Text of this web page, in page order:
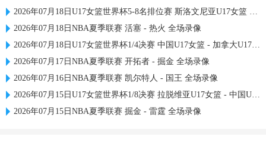
2026年07月18日U17女篮世界杯5-8名排位赛 斯洛文尼亚U17女篮 - 中国U17女篮 全场录像
2026年07月18日NBA夏季联赛 活塞 - 热火 全场录像
2026年07月18日U17女篮世界杯1/4决赛 中国U17女篮 - 加拿大U17女篮 录像
2026年07月17日NBA夏季联赛 开拓者 - 掘金 全场录像
2026年07月16日NBA夏季联赛 凯尔特人 - 国王 全场录像
2026年07月15日U17女篮世界杯1/8决赛 拉脱维亚U17女篮 - 中国U17女篮 录像
2026年07月15日NBA夏季联赛 掘金 - 雷霆 全场录像